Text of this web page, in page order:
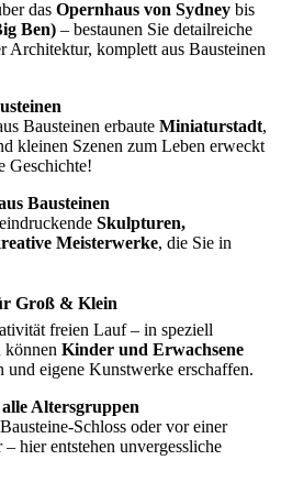
das Opernhaus von Sydney bis
Ben) – bestaunen Sie detailreiche
Architektur, komplett aus Bausteinen
Bausteinen erbaute Miniaturstadt,
kleinen Szenen zum Leben erweckt
Geschichte!
Bausteinen
Skulpturen,
Meisterwerke, die Sie in
Groß & Klein
freien Lauf – in speziell
können Kinder und Erwachsene
und eigene Kunstwerke erschaffen.
Altersgruppen
Schloss oder vor einer
hier entstehen unvergessliche